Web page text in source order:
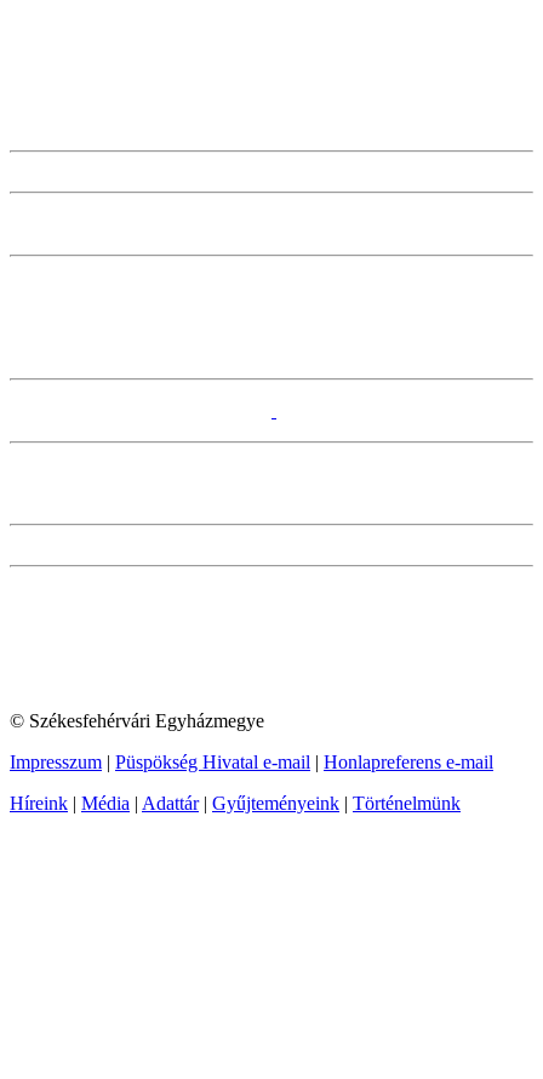
© Székesfehérvári Egyházmegye
Impresszum | Püspökség Hivatal e-mail | Honlapreferens e-mail
Híreink | Média | Adattár| Gyűjteményeink | Történelmünk